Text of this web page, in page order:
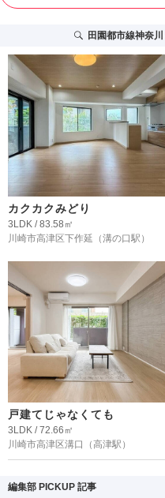
田園都市線神奈川
カクカクみどり
3LDK / 83.58㎡
川崎市高津区下作延 （溝の口駅）
戸建てじゃなくても
3LDK / 72.66㎡
川崎市高津区溝口
（高津駅）
編集部 PICKUP 記事